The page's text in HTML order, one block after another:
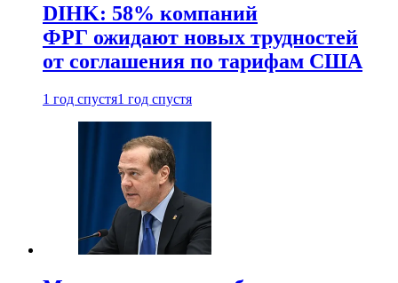
DIHK: 58% компаний
ФРГ ожидают новых трудностей
от соглашения по тарифам США
1 год спустя1 год спустя